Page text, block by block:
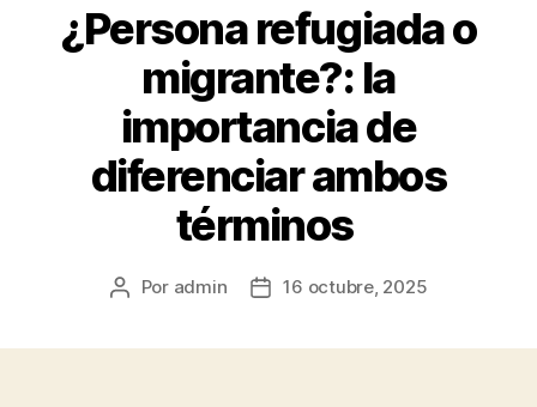
¿Persona refugiada o
migrante?: la
importancia de
diferenciar ambos
términos
Autor
Por admin
Fecha16 octubre, 2025